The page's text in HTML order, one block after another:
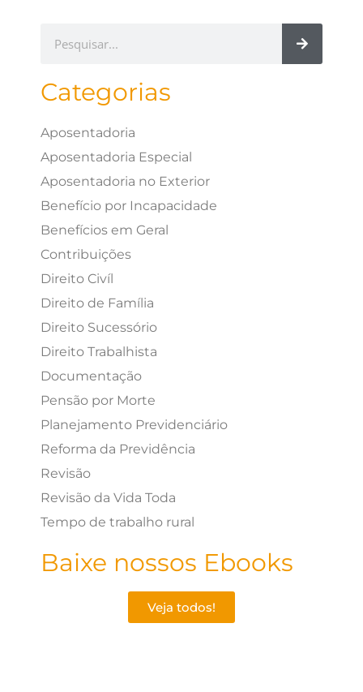
Categorias
Aposentadoria
Aposentadoria Especial
Aposentadoria no Exterior
Benefício por Incapacidade
Benefícios em Geral
Contribuições
Direito Civíl
Direito de Família
Direito Sucessório
Direito Trabalhista
Documentação
Pensão por Morte
Planejamento Previdenciário
Reforma da Previdência
Revisão
Revisão da Vida Toda
Tempo de trabalho rural
Baixe nossos Ebooks
Veja todos!